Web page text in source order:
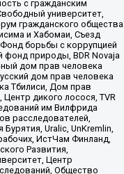
с гражданским
университет,
гражданского общества
и Хабомаи, Съезд
борьбы с коррупцией
фонд природы, BDR Novaja
дом прав человека
дом прав человека
Тбилиси, Дом прав
дикого лосося, TVR
им Вилфрида
расследователей,
Uralic, UnKremlin,
ИстЧам Финланд,
Развития,
Центр
Общество